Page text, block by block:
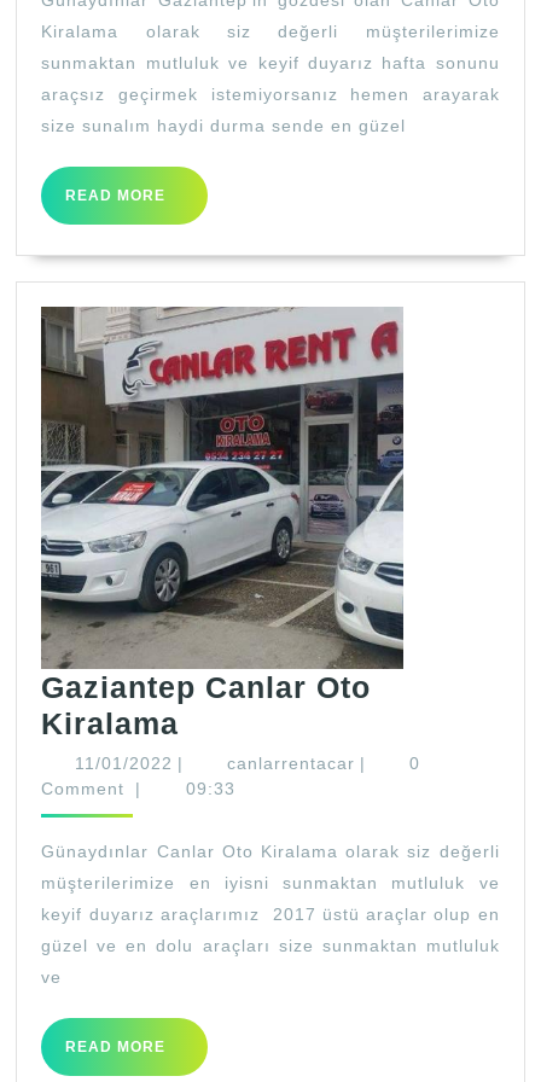
Kiralama olarak siz değerli müşterilerimize
sunmaktan mutluluk ve keyif duyarız hafta sonunu
araçsız geçirmek istemiyorsanız hemen arayarak
size sunalım haydi durma sende en güzel
READ MORE
READ
MORE
Gaziantep Canlar Oto
Kiralama
Canlar
Oto
11/01/2022 11/01/2022
| canlarrentacar canlarrentacar
|
0
Comment
| 09:33
Günaydınlar Canlar Oto Kiralama olarak siz değerli
müşterilerimize en iyisni sunmaktan mutluluk ve
keyif duyarız araçlarımız 2017 üstü araçlar olup en
güzel ve en dolu araçları size sunmaktan mutluluk
ve
READ MORE
READ
MORE